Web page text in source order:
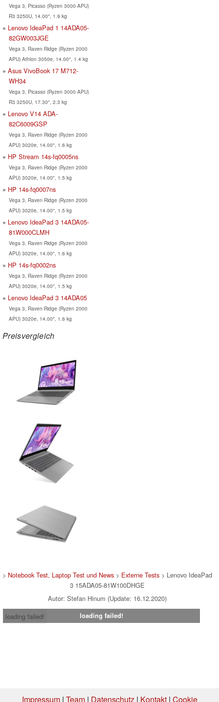
Vega 3, Picasso (Ryzen 3000 APU)
R3 3250U, 14.00", 1.9 kg
Lenovo IdeaPad 1 14ADA05-
82GW003JGE
Vega 3, Raven Ridge (Ryzen 2000
APU) Athlon 3050e, 14.00", 1.4 kg
Asus VivoBook 17 M712-
WH34
Vega 3, Picasso (Ryzen 3000 APU)
R3 3250U, 17.30", 2.3 kg
Lenovo V14 ADA-
82C6009GSP
Vega 3, Raven Ridge (Ryzen 2000
APU) 3020e, 14.00", 1.6 kg
HP Stream 14s-fq0005ns
Vega 3, Raven Ridge (Ryzen 2000
APU) 3020e, 14.00", 1.5 kg
HP 14s-fq0007ns
Vega 3, Raven Ridge (Ryzen 2000
APU) 3020e, 14.00", 1.5 kg
Lenovo IdeaPad 3 14ADA05-
81W000CLMH
Vega 3, Raven Ridge (Ryzen 2000
APU) 3020e, 14.00", 1.6 kg
HP 14s-fq0002ns
Vega 3, Raven Ridge (Ryzen 2000
APU) 3020e, 14.00", 1.5 kg
Lenovo IdeaPad 3 14ADA05
Vega 3, Raven Ridge (Ryzen 2000
APU) 3020e, 14.00", 1.6 kg
Preisvergleich
> Notebook Test, Laptop Test und News> Externe Tests> Lenovo IdeaPad
3 15ADA05-81W100DHGE
Autor: Stefan Hinum (Update: 16.12.2020)
loading failed!
loading failed!
Impressum| Team| Datenschutz | Kontakt| Cookie